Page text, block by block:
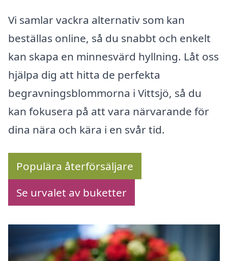
Vi samlar vackra alternativ som kan
beställas online, så du snabbt och enkelt
kan skapa en minnesvärd hyllning. Låt oss
hjälpa dig att hitta de perfekta
begravningsblommorna i Vittsjö, så du
kan fokusera på att vara närvarande för
dina nära och kära i en svår tid.
Populära återförsäljare
Se urvalet av buketter